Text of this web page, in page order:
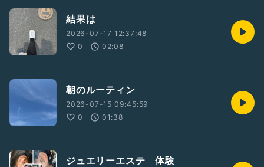
結果は
2026-07-17 12:37:48
0
02:08
朝のルーティン
2026-07-15 09:45:59
0
01:38
ジュエリーエステ 体験